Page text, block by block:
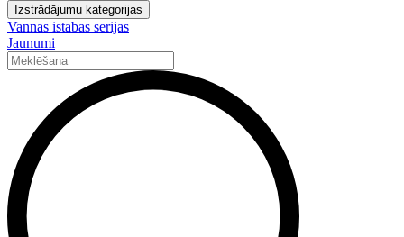
Izstrādājumu kategorijas
Vannas istabas sērijas
Jaunumi